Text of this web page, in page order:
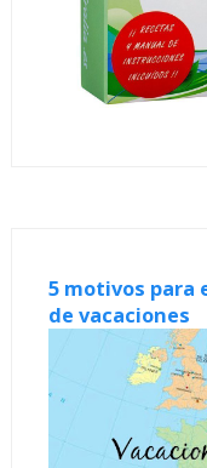
5 motivos para
de vacaciones